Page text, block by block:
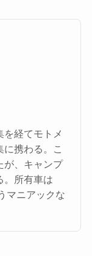
を経てモトメ
携わる。こ
が、キャンプ
。所有車は
マニアックな